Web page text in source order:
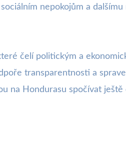
nepokojům a
čelí politickým a
transparentnosti a
na Hondurasu spočívat ještě